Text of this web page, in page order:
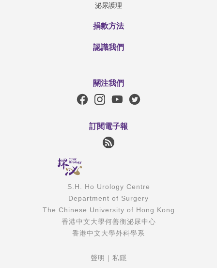
泌尿護理
捐款方法
認識我們
關注我們
訂閱電子報
S.H. Ho Urology Centre
Department of Surgery
The Chinese University of Hong Kong
香港中文大學何善衡泌尿中心
香港中文大學外科學系
聲明 ｜ 私隱